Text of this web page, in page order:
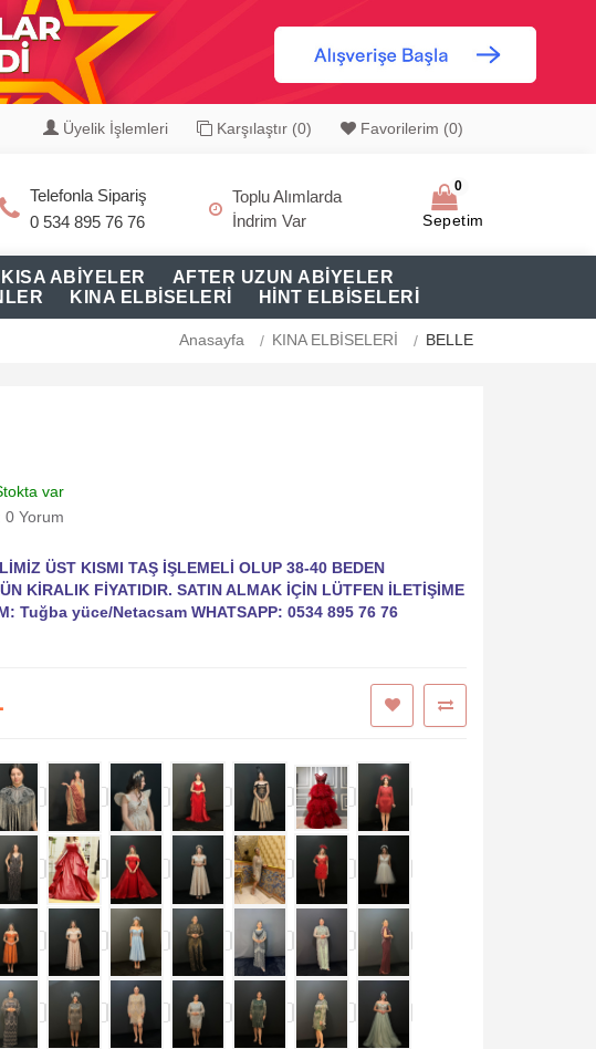
Favorilerim (0)
Karşılaştır (0)
Üyelik İşlemleri
Telefonla Sipariş
0 534 895 76 76
Toplu Alımlarda
İndrim Var
Sepetim
0
ABİYELER
AFTER UZUN ABİYELER
KINA ELBİSELERİ HİNT ELBİSELERİ
Anasayfa KINA ELBİSELERİ BELLE
var
0 Yorum
ÜST KISMI TAŞ İŞLEMELİ OLUP 38-40 BEDEN
KİRALIK FİYATIDIR. SATIN ALMAK İÇİN LÜTFEN İLETİŞİME
Tuğba yüce/Netacsam WHATSAPP: 0534 895 76 76